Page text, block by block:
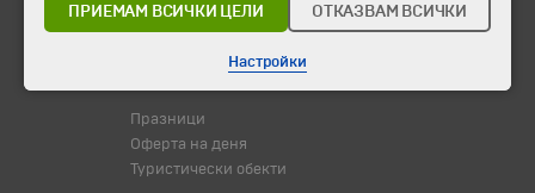
Промоции
Потвърдени дати
Празници
Оферта на деня
Туристически обекти
ПРИЕМАМ ВСИЧКИ ЦЕЛИ ОТКАЗВАМ ВСИЧКИ
Настройки